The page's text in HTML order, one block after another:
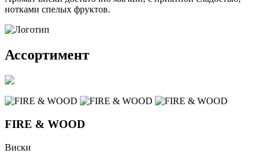
нотками спелых фруктов.
Ассортимент
FIRE & WOOD
Виски